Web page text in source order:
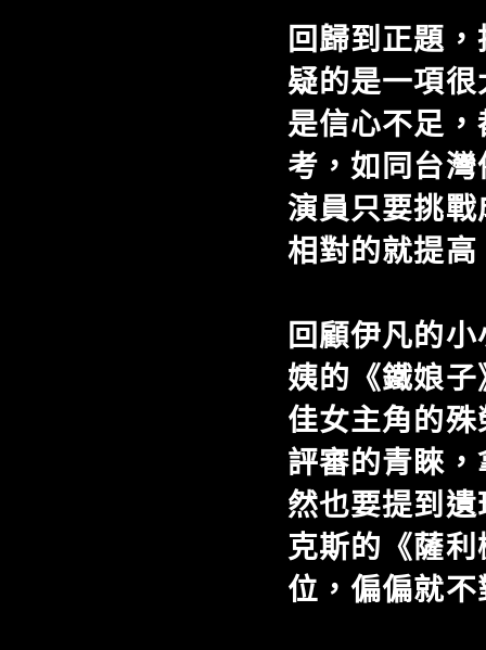
回歸到正題
疑的是一項
是信心不足
考，如同台
演員只要挑
相對的就提高
回顧伊凡的
姨的《鐵娘
佳女主角的
評審的青睞
然也要提到
克斯的《薩
位，偏偏就